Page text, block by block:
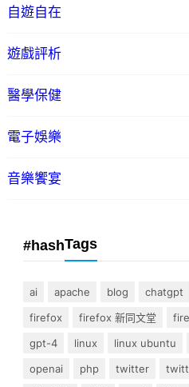
自遊自在
遊戲評析
醫學保健
電子娛樂
音樂饗宴
#hashTags
ai apache blog chatgpt
firefox
firefox 新同文堂
gpt-4
linux linux ubuntu
openai
php twitter